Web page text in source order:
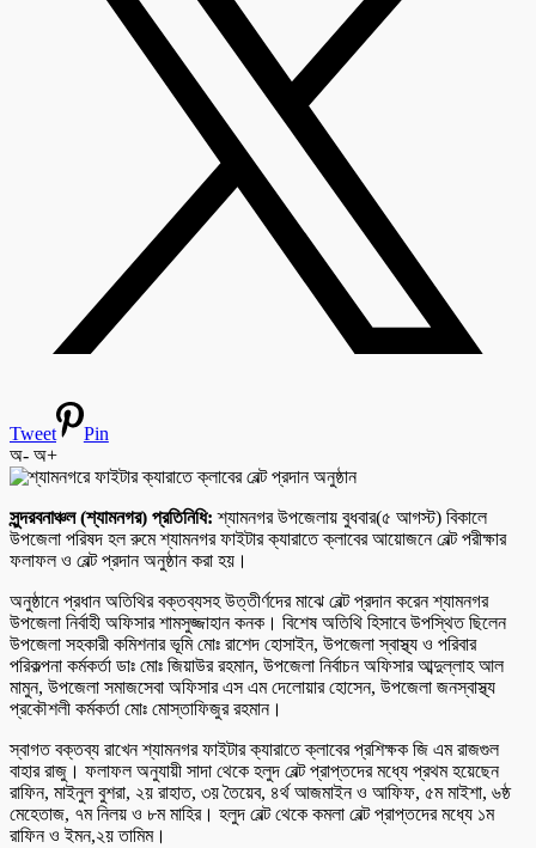
Tweet
Pin
অ- অ+
সুন্দরবনাঞ্চল (শ্যামনগর) প্রতিনিধি: শ্যামনগর উপজেলায় বুধবার(৫ আগস্ট) বিকালে
উপজেলা পরিষদ হল রুমে শ্যামনগর ফাইটার ক্যারাতে ক্লাবের আয়োজনে বেল্ট পরীক্ষার
ফলাফল ও বেল্ট প্রদান অনুষ্ঠান করা হয়।
অনুষ্ঠানে প্রধান অতিথির বক্তব্যসহ উত্তীর্ণদের মাঝে বেল্ট প্রদান করেন শ্যামনগর
উপজেলা নির্বাহী অফিসার শামসুজ্জাহান কনক। বিশেষ অতিথি হিসাবে উপস্থিত ছিলেন
উপজেলা সহকারী কমিশনার ভূমি মোঃ রাশেদ হোসাইন, উপজেলা স্বাস্থ্য ও পরিবার
পরিকল্পনা কর্মকর্তা ডাঃ মোঃ জিয়াউর রহমান, উপজেলা নির্বাচন অফিসার আব্দুল্লাহ আল
মামুন, উপজেলা সমাজসেবা অফিসার এস এম দেলোয়ার হোসেন, উপজেলা জনস্বাস্থ্য
প্রকৌশলী কর্মকর্তা মোঃ মোস্তাফিজুর রহমান।
স্বাগত বক্তব্য রাখেন শ্যামনগর ফাইটার ক্যারাতে ক্লাবের প্রশিক্ষক জি এম রাজগুল
বাহার রাজু। ফলাফল অনুযায়ী সাদা থেকে হলুদ বেল্ট প্রাপ্তদের মধ্যে প্রথম হয়েছেন
রাফিন, মাইনুল বুশরা, ২য় রাহাত, ৩য় তৈয়েব, ৪র্থ আজমাইন ও আফিফ, ৫ম মাইশা, ৬ষ্ঠ
মেহেতাজ, ৭ম নিলয় ও ৮ম মাহির। হলুদ বেল্ট থেকে কমলা বেল্ট প্রাপ্তদের মধ্যে ১ম
রাফিন ও ইমন,২য় তামিম।